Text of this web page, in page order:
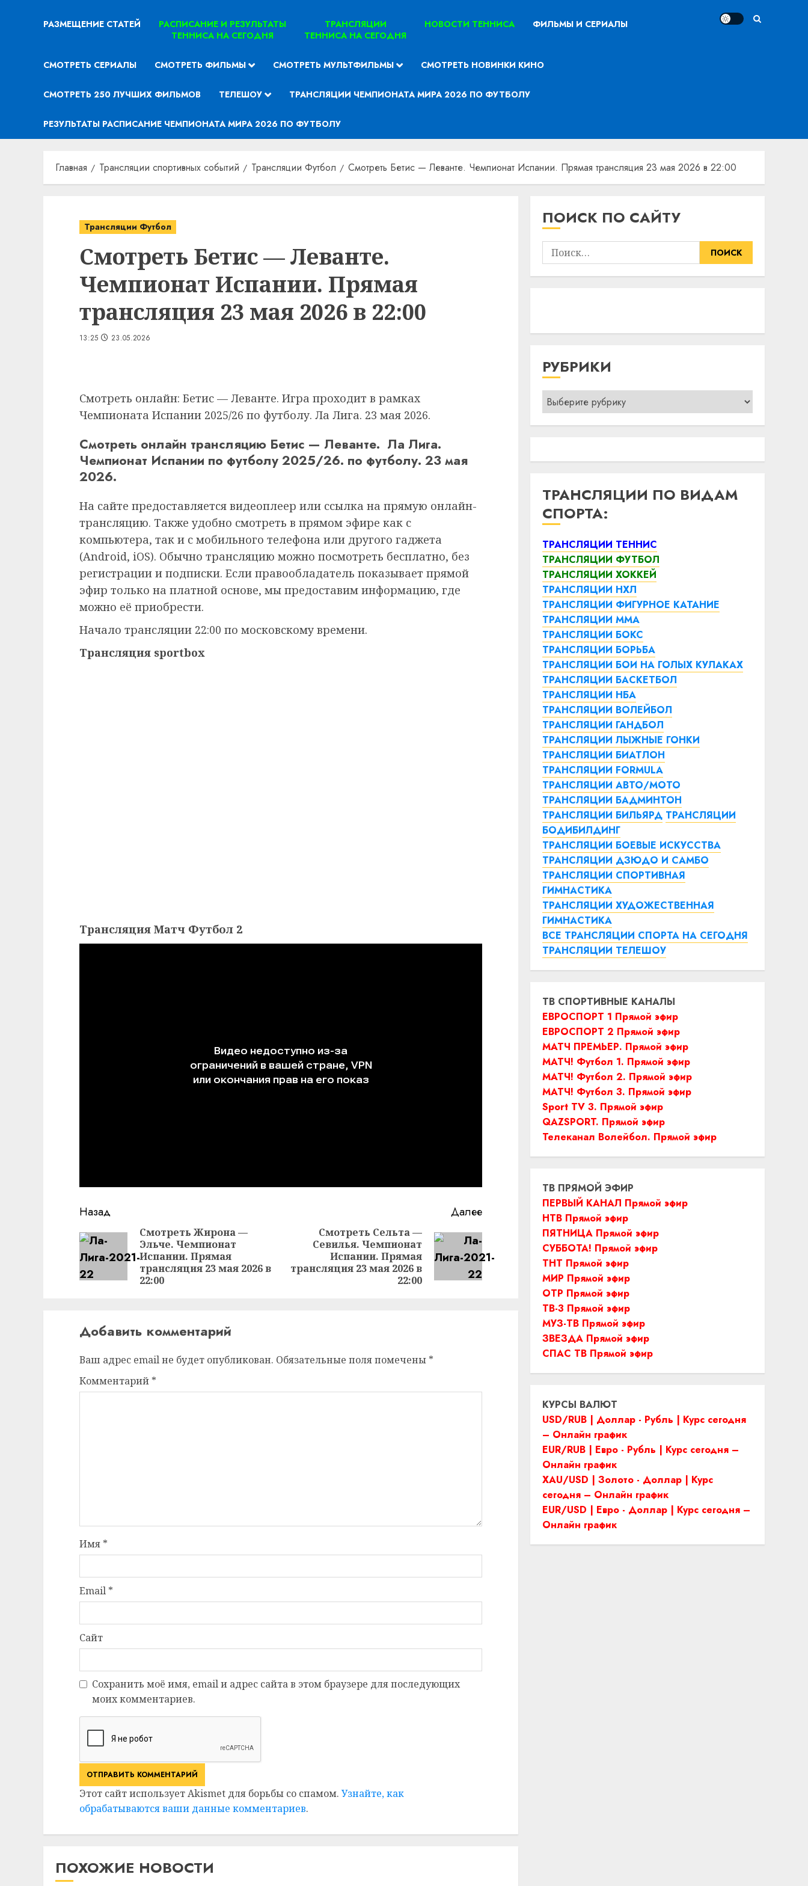
РАЗМЕЩЕНИЕ СТАТЕЙ
РАСПИСАНИЕ И РЕЗУЛЬТАТЫ
ТЕННИСА НА СЕГОДНЯ
ТРАНСЛЯЦИИ
ТЕННИСА НА СЕГОДНЯ
НОВОСТИ ТЕННИСА ФИЛЬМЫ И СЕРИАЛЫ
СМОТРЕТЬ СЕРИАЛЫ СМОТРЕТЬ ФИЛЬМЫ СМОТРЕТЬ МУЛЬТФИЛЬМЫ СМОТРЕТЬ НОВИНКИ КИНО
СМОТРЕТЬ 250 ЛУЧШИХ ФИЛЬМОВ ТЕЛЕШОУ ТРАНСЛЯЦИИ ЧЕМПИОНАТА МИРА 2026 ПО ФУТБОЛУ
РЕЗУЛЬТАТЫ РАСПИСАНИЕ ЧЕМПИОНАТА МИРА 2026 ПО ФУТБОЛУ
Главная Трансляции спортивных событий Трансляции Футбол Смотреть Бетис — Леванте. Чемпионат Испании. Прямая трансляция 23 мая 2026 в 22:00
Трансляции Футбол
Смотреть Бетис — Леванте.
Чемпионат Испании. Прямая
трансляция 23 мая 2026 в 22:00
13:25 23.05.2026
Смотреть онлайн: Бетис — Леванте. Игра проходит в рамках
Чемпионата Испании 2025/26 по футболу. Ла Лига. 23 мая 2026.
Смотреть онлайн трансляцию Бетис — Леванте. Ла Лига.
Чемпионат Испании по футболу 2025/26. по футболу. 23 мая
2026.
На сайте предоставляется видеоплеер или ссылка на прямую онлайн-
трансляцию. Также удобно смотреть в прямом эфире как с
компьютера, так и с мобильного телефона или другого гаджета
(Android, iOS). Обычно трансляцию можно посмотреть бесплатно, без
регистрации и подписки. Если правообладатель показывает прямой
эфир только на платной основе, мы предоставим информацию, где
можно её приобрести.
Начало трансляции 22:00 по московскому времени.
Трансляция sportbox
Трансляция Матч Футбол 2
Продолжить
чтение
Назад
Предыдущая
запись:
Смотреть Жирона —
Эльче. Чемпионат
Испании. Прямая
трансляция 23 мая 2026 в
22:00
Далее
Следующая
запись:
Смотреть Сельта —
Севилья. Чемпионат
Испании. Прямая
трансляция 23 мая 2026 в
22:00
Добавить комментарий
Ваш адрес email не будет опубликован. Обязательные поля помечены *
Комментарий *
Имя *
Email *
Сайт
Сохранить моё имя, email и адрес сайта в этом браузере для последующих
моих комментариев.
Этот сайт использует Akismet для борьбы со спамом. Узнайте, как
обрабатываются ваши данные комментариев.
ПОХОЖИЕ НОВОСТИ
ПОИСК ПО САЙТУ
Найти:
РУБРИКИ
Рубрики
ТРАНСЛЯЦИИ ПО ВИДАМ
СПОРТА:
ТРАНСЛЯЦИИ ТЕННИС
ТРАНСЛЯЦИИ ФУТБОЛ
ТРАНСЛЯЦИИ ХОККЕЙ
ТРАНСЛЯЦИИ НХЛ
ТРАНСЛЯЦИИ ФИГУРНОЕ КАТАНИЕ
ТРАНСЛЯЦИИ ММА
ТРАНСЛЯЦИИ БОКС
ТРАНСЛЯЦИИ БОРЬБА
ТРАНСЛЯЦИИ БОИ НА ГОЛЫХ КУЛАКАХ
ТРАНСЛЯЦИИ БАСКЕТБОЛ
ТРАНСЛЯЦИИ НБА
ТРАНСЛЯЦИИ ВОЛЕЙБОЛ
ТРАНСЛЯЦИИ ГАНДБОЛ
ТРАНСЛЯЦИИ ЛЫЖНЫЕ ГОНКИ
ТРАНСЛЯЦИИ БИАТЛОН
ТРАНСЛЯЦИИ FORMULA
ТРАНСЛЯЦИИ АВТО/МОТО
ТРАНСЛЯЦИИ БАДМИНТОН
ТРАНСЛЯЦИИ БИЛЬЯРД ТРАНСЛЯЦИИ
БОДИБИЛДИНГ
ТРАНСЛЯЦИИ БОЕВЫЕ ИСКУССТВА
ТРАНСЛЯЦИИ ДЗЮДО И САМБО
ТРАНСЛЯЦИИ СПОРТИВНАЯ
ГИМНАСТИКА
ТРАНСЛЯЦИИ ХУДОЖЕСТВЕННАЯ
ГИМНАСТИКА
ВСЕ ТРАНСЛЯЦИИ СПОРТА НА СЕГОДНЯ
ТРАНСЛЯЦИИ ТЕЛЕШОУ
ТВ СПОРТИВНЫЕ КАНАЛЫ
ЕВРОСПОРТ 1 Прямой эфир
ЕВРОСПОРТ 2 Прямой эфир
МАТЧ ПРЕМЬЕР. Прямой эфир
МАТЧ! Футбол 1. Прямой эфир
МАТЧ! Футбол 2. Прямой эфир
МАТЧ! Футбол 3. Прямой эфир
Sport TV 3. Прямой эфир
QAZSPORT. Прямой эфир
Телеканал Волейбол. Прямой эфир
ТВ ПРЯМОЙ ЭФИР
ПЕРВЫЙ КАНАЛ Прямой эфир
НТВ Прямой эфир
ПЯТНИЦА Прямой эфир
СУББОТА! Прямой эфир
ТНТ Прямой эфир
МИР Прямой эфир
ОТР Прямой эфир
ТВ-3 Прямой эфир
МУЗ-ТВ Прямой эфир
ЗВЕЗДА Прямой эфир
СПАС ТВ Прямой эфир
КУРСЫ ВАЛЮТ
USD/RUB | Доллар - Рубль | Курс сегодня
– Онлайн график
EUR/RUB | Евро - Рубль | Курс сегодня –
Онлайн график
XAU/USD | Золото - Доллар | Курс
сегодня – Онлайн график
EUR/USD | Евро - Доллар | Курс сегодня –
Онлайн график